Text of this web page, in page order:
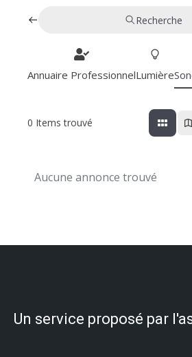
Recherche
Annuaire ProfessionnelLumière
0 Items trouvé
Aucune annonce trouvé
Un service proposé par